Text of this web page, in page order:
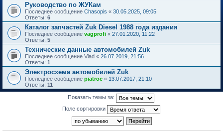
Руководство по ЖУКам
Последнее сообщение Chasopis « 30.05.2025, 09:05
Ответы: 6
Каталог запчастей Zuk Diesel 1988 года издания
Последнее сообщение vagprofi « 27.01.2020, 11:22
Ответы: 5
Технические данные автомобилей Zuk
Последнее сообщение Vlad « 26.07.2019, 21:56
Ответы: 1
Электросхема автомобилей Zuk
Последнее сообщение piatroc « 13.07.2017, 21:10
Ответы: 11
Показать темы за:
Поле сортировки